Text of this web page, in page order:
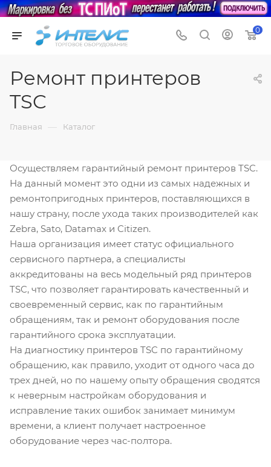
0
Ремонт принтеров
TSC
Главная — Каталог
Осуществляем гарантийный ремонт принтеров TSC.
На данный момент это одни из самых надежных и
ремонтопригодных принтеров, поставляющихся в
нашу страну, после ухода таких производителей как
Zebra, Sato, Datamax и Citizen.
Наша организация имеет статус официального
сервисного партнера, а специалисты
аккредитованы на весь модельный ряд принтеров
TSC, что позволяет гарантировать качественный и
своевременный сервис, как по гарантийным
обращениям, так и ремонт оборудования после
гарантийного срока эксплуатации.
На диагностику принтеров TSC по гарантийному
обращению, как правило, уходит от одного часа до
трех дней, но по нашему опыту обращения сводятся
к неверным настройкам оборудования и
исправление таких ошибок занимает минимум
времени, а клиент получает настроенное
оборудование через час-полтора.